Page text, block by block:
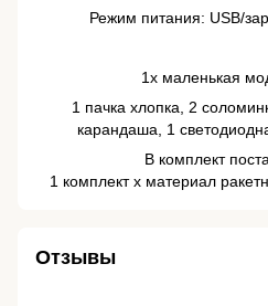
Режим питания: USB/
1x маленькая
1 пачка хлопка, 2
карандаша, 1
В комплект
1 комплект x материал
Отзывы